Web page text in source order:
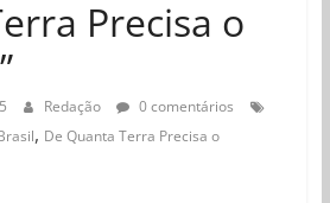
Precisa o
Redação
0 comentários
, De Quanta Terra Precisa o